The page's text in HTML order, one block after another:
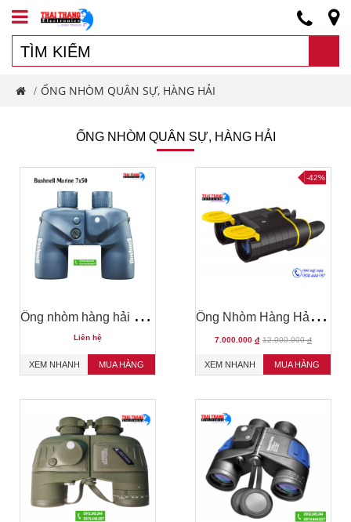
/ ỐNG NHÒM QUÂN SỰ, HÀNG HẢI
ỐNG NHÒM QUÂN SỰ, HÀNG HẢI
Ố
ng nhòm hàng hải bushnell marine 7x50, có la bàn, li giác trên mắt
Liên hệ
XEM NHANH MUA HÀNG
Ố
ng Nhòm Hàng Hải Pulsar Expert VM 8x40
7.000.000 đ 12.000.000đ
-42%
XEM NHANH MUA HÀNG